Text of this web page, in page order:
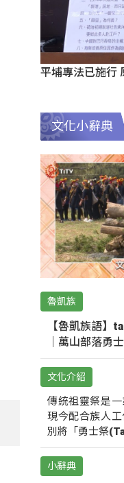
平埔專法已施行
文化小辭典
魯凱族
【魯凱族語】
｜萬山部落勇
文化介紹
傳統祖靈祭是一
現今配合族人
別將「勇士祭
小辭典